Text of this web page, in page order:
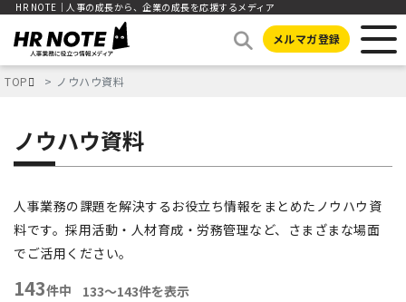
HR NOTE｜人事の成長から、企業の成長を応援するメディア
メルマガ登録
TOP ノウハウ資料
ノウハウ資料
人事業務の課題を解決するお役立ち情報をまとめたノウハウ資
料です。採用活動・人材育成・労務管理など、さまざまな場面
でご活用ください。
143件中 133〜143件を表示